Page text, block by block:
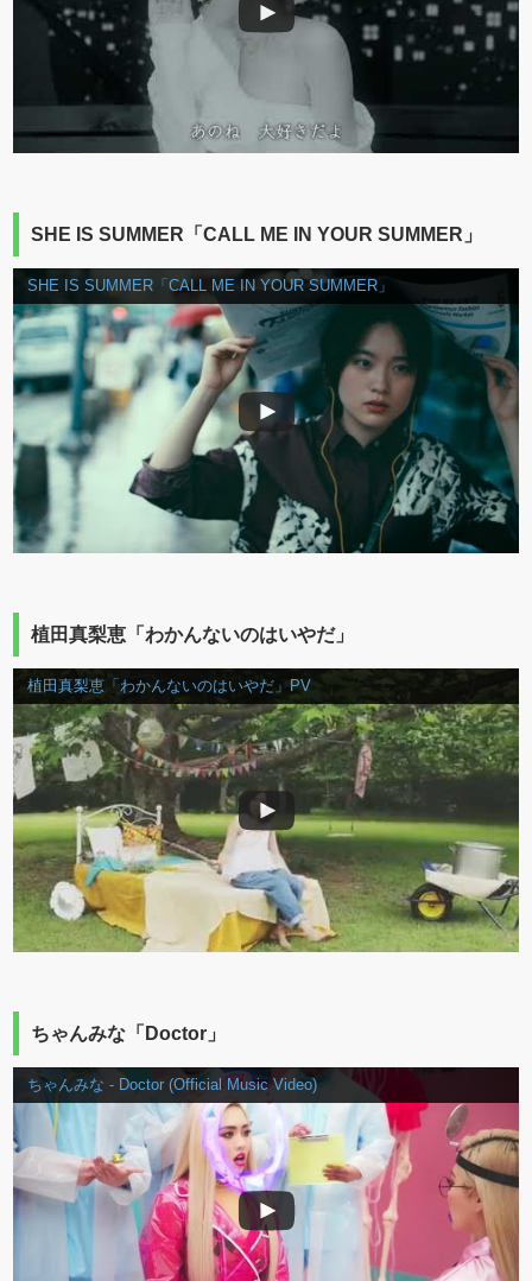
SHE IS SUMMER「CALL ME IN YOUR SUMMER」
SHE IS SUMMER「CALL ME IN YOUR SUMMER」
植田真梨恵「わかんないのはいやだ」
植田真梨恵「わかんないのはいやだ」PV
ちゃんみな「Doctor」
ちゃんみな - Doctor (Official Music Video)